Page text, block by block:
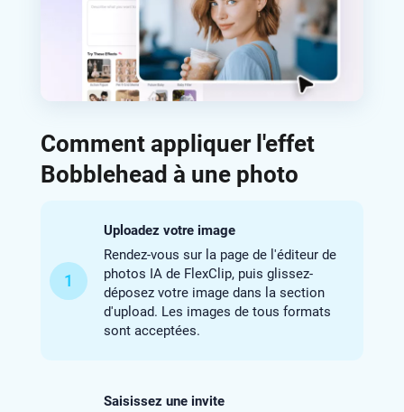
Comment appliquer l'effet
Bobblehead à une photo
1
Uploadez votre image
Rendez-vous sur la page de l'éditeur de
photos IA de FlexClip, puis glissez-
déposez votre image dans la section
d'upload. Les images de tous formats
sont acceptées.
Saisissez une invite